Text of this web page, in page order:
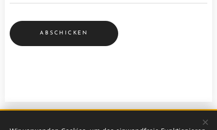
ABSCHICKEN
Facebook -Account